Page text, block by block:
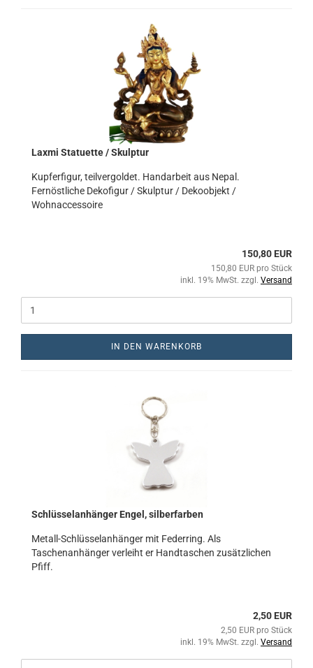
Laxmi Statuette / Skulptur
Kupferfigur, teilvergoldet. Handarbeit aus Nepal.
Fernöstliche Dekofigur / Skulptur / Dekoobjekt /
Wohnaccessoire
150,80 EUR
150,80 EUR pro Stück
inkl. 19% MwSt. zzgl. Versand
IN DEN WARENKORB
Schlüsselanhänger Engel, silberfarben
Metall-Schlüsselanhänger mit Federring. Als
Taschenanhänger verleiht er Handtaschen zusätzlichen
Pfiff.
2,50 EUR
2,50 EUR pro Stück
inkl. 19% MwSt. zzgl. Versand